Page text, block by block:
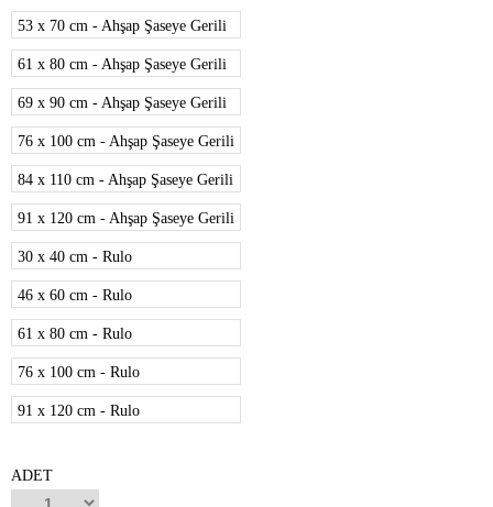
53 x 70 cm - Ahşap Şaseye Gerili
61 x 80 cm - Ahşap Şaseye Gerili
69 x 90 cm - Ahşap Şaseye Gerili
76 x 100 cm - Ahşap Şaseye Gerili
84 x 110 cm - Ahşap Şaseye Gerili
91 x 120 cm - Ahşap Şaseye Gerili
30 x 40 cm - Rulo
46 x 60 cm - Rulo
61 x 80 cm - Rulo
76 x 100 cm - Rulo
91 x 120 cm - Rulo
ADET